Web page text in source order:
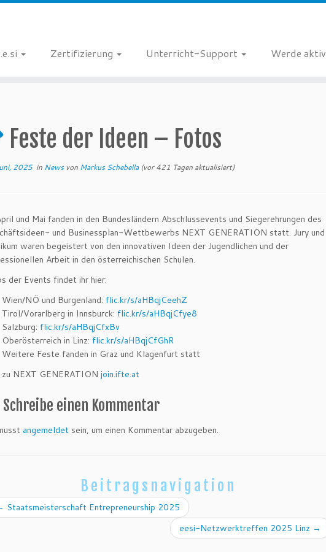
Zertifizierung Unterricht-Support Werde aktiv
Feste der Ideen – Fotos
2025in News von Markus Schebella(vor 421 Tagen aktualisiert)
und Mai fanden in den Bundesländern Abschlussevents und Siegerehrungen des
und Businessplan-Wettbewerbs NEXT GENERATION statt. Jury und
waren begeistert von den innovativen Ideen der Jugendlichen und der
Arbeit in den österreichischen Schulen.
der Events findet ihr hier:
Wien/NÖ und Burgenland: flic.kr/s/aHBqjCeehZ
Tirol/Vorarlberg in Innsburck: flic.kr/s/aHBqjCfye8
Salzburg: flic.kr/s/aHBqjCfxBv
Oberösterreich in Linz: flic.kr/s/aHBqjCfGhR
Weitere Feste fanden in Graz und Klagenfurt statt
NEXT GENERATION join.ifte.at
Schreibe einen Kommentar
angemeldet sein, um einen Kommentar abzugeben.
Beitragsnavigation
Staatsmeisterschaft Entrepreneurship 2025
eesi-Netzwerktreffen 2025 Linz →